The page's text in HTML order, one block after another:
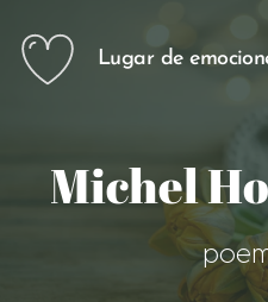
Lugar de
Michel